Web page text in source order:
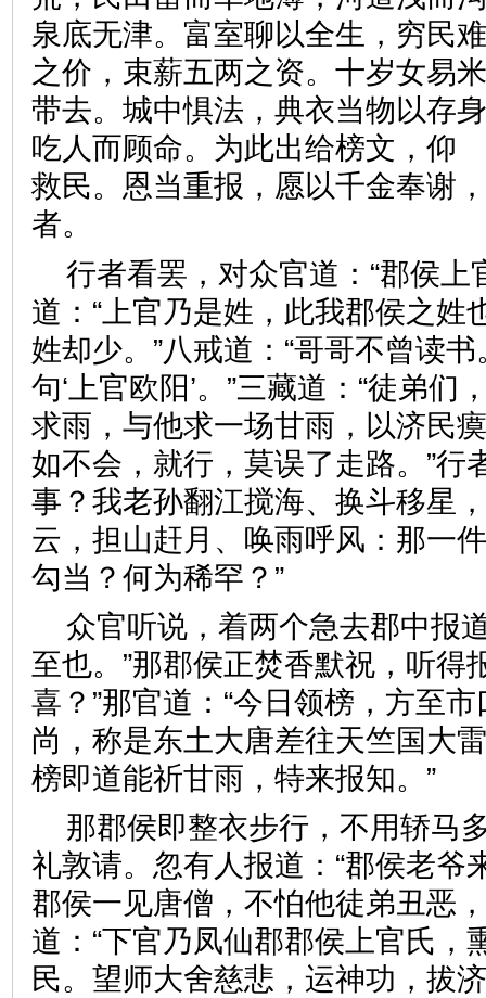
泉底无津。富室聊以全生，穷民
之价，束薪五两之资。十岁女易
带去。城中惧法，典衣当物以存
吃人而顾命。为此出给榜文，仰
救民。恩当重报，愿以千金奉谢
者。
行者看罢，对众官道：“郡侯上
道：“上官乃是姓，此我郡侯之姓
姓却少。”八戒道：“哥哥不曾读
句‘上官欧阳’。”三藏道：“徒弟们
求雨，与他求一场甘雨，以济民
如不会，就行，莫误了走路。”行
事？我老孙翻江搅海、换斗移星
云，担山赶月、唤雨呼风：那一
勾当？何为稀罕？”
众官听说，着两个急去郡中报
至也。”那郡侯正焚香默祝，听得
喜？”那官道：“今日领榜，方至
尚，称是东土大唐差往天竺国大
榜即道能祈甘雨，特来报知
那郡侯即整衣步行，不用轿马
礼敦请。忽有人报道：“郡侯老爷
郡侯一见唐僧，不怕他徒弟丑恶
道：“下官乃凤仙郡郡侯上官氏，
民。望师大舍慈悲，运神功，拔